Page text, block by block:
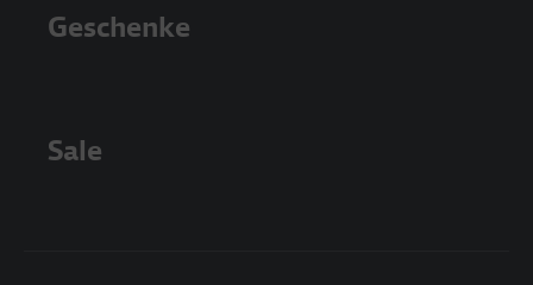
Geschenke
Sale